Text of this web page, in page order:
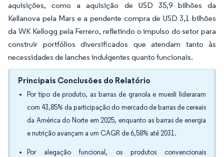
aquisições, como a aquisição de USD 35,9 bilhões da
Kellanova pela Mars e a pendente compra de USD 3,1 bilhões
da WK Kellogg pela Ferrero, refletindo o impulso do setor para
construir portfólios diversificados que atendam tanto às
necessidades de lanches indulgentes quanto funcionais.
Principais Conclusões do Relatório
Por tipo de produto, as barras de granola e muesli lideraram
com 43,85% da participação do mercado de barras de cereais
da América do Norte em 2025, enquanto as barras de energia
e nutrição avançam a um CAGR de 6,58% até 2031.
Por alegação funcional, os produtos convencionais